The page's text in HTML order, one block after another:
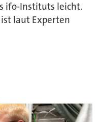
ifo-Instituts leicht.
laut Experten